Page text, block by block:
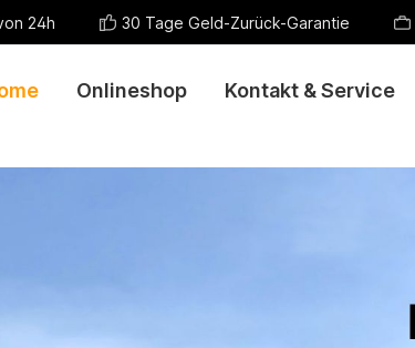
24h 30 Tage Geld-Zurück-Garantie
Onlineshop Kontakt & Service